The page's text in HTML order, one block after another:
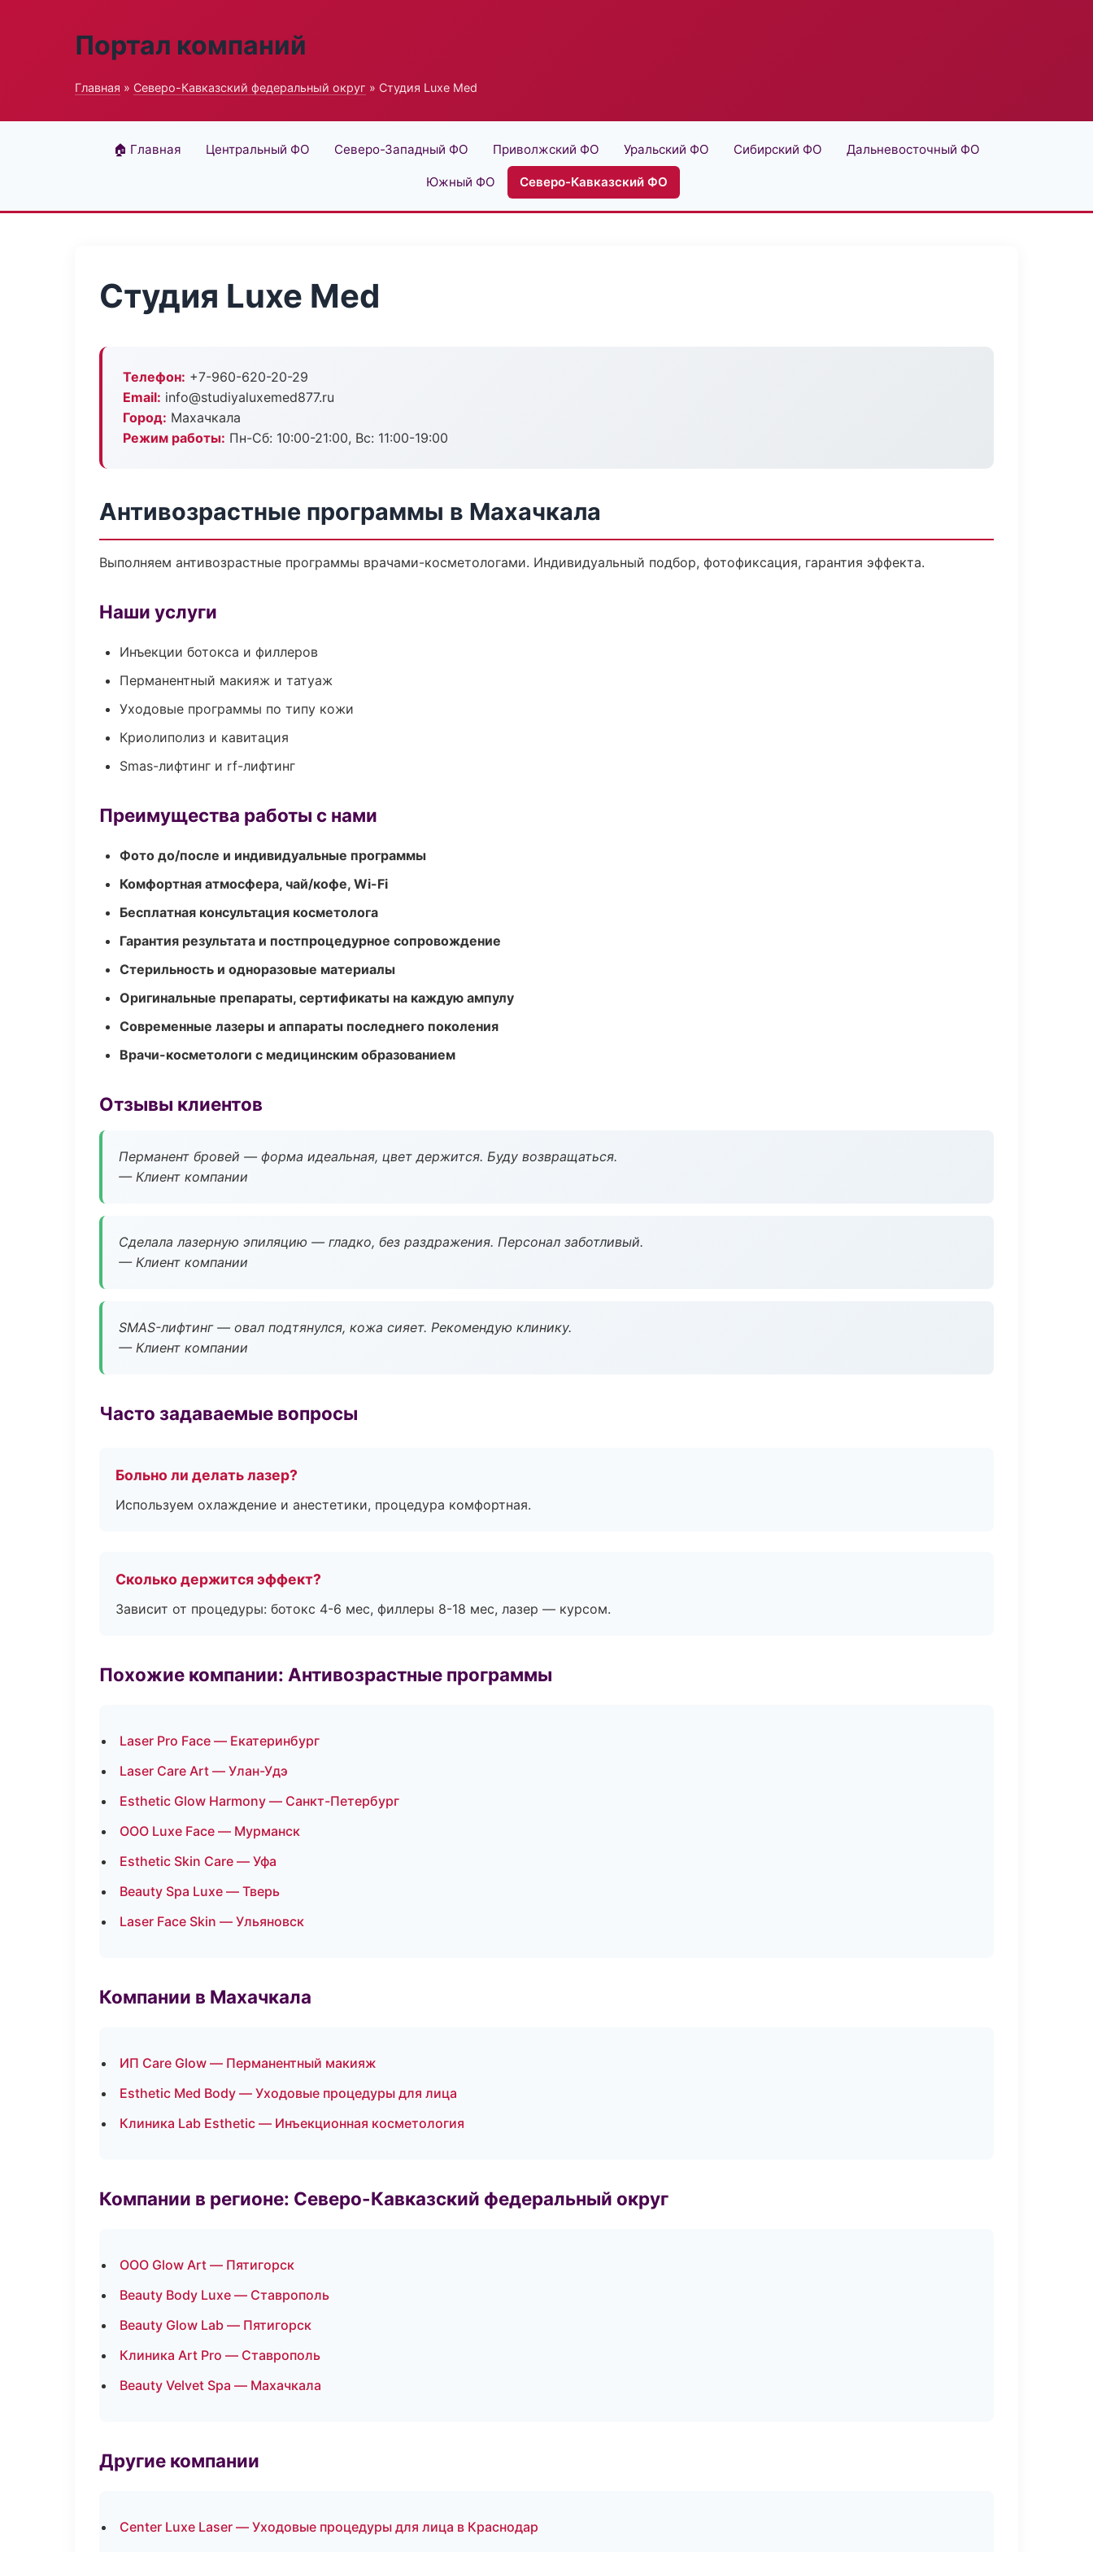
Портал компаний
Главная » Северо-Кавказский федеральный округ » Студия Luxe Med
🏠 Главная Центральный ФО Северо-Западный ФО Приволжский ФО Уральский ФО Сибирский ФО Дальневосточный ФО
Южный ФО Северо-Кавказский ФО
Студия Luxe Med
Телефон: +7-960-620-20-29
Email: info@studiyaluxemed877.ru
Город: Махачкала
Режим работы: Пн-Сб: 10:00-21:00, Вс: 11:00-19:00
Антивозрастные программы в Махачкала
Выполняем антивозрастные программы врачами-косметологами. Индивидуальный подбор, фотофиксация, гарантия эффекта.
Наши услуги
Инъекции ботокса и филлеров
Перманентный макияж и татуаж
Уходовые программы по типу кожи
Криолиполиз и кавитация
Smas-лифтинг и rf-лифтинг
Преимущества работы с нами
Фото до/после и индивидуальные программы
Комфортная атмосфера, чай/кофе, Wi-Fi
Бесплатная консультация косметолога
Гарантия результата и постпроцедурное сопровождение
Стерильность и одноразовые материалы
Оригинальные препараты, сертификаты на каждую ампулу
Современные лазеры и аппараты последнего поколения
Врачи-косметологи с медицинским образованием
Отзывы клиентов
Перманент бровей — форма идеальная, цвет держится. Буду возвращаться.
— Клиент компании
Сделала лазерную эпиляцию — гладко, без раздражения. Персонал заботливый.
— Клиент компании
SMAS-лифтинг — овал подтянулся, кожа сияет. Рекомендую клинику.
— Клиент компании
Часто задаваемые вопросы
Больно ли делать лазер?
Используем охлаждение и анестетики, процедура комфортная.
Сколько держится эффект?
Зависит от процедуры: ботокс 4-6 мес, филлеры 8-18 мес, лазер — курсом.
Похожие компании: Антивозрастные программы
Laser Pro Face — Екатеринбург
Laser Care Art — Улан-Удэ
Esthetic Glow Harmony — Санкт-Петербург
ООО Luxe Face — Мурманск
Esthetic Skin Care — Уфа
Beauty Spa Luxe — Тверь
Laser Face Skin — Ульяновск
Компании в Махачкала
ИП Care Glow — Перманентный макияж
Esthetic Med Body — Уходовые процедуры для лица
Клиника Lab Esthetic — Инъекционная косметология
Компании в регионе: Северо-Кавказский федеральный округ
ООО Glow Art — Пятигорск
Beauty Body Luxe — Ставрополь
Beauty Glow Lab — Пятигорск
Клиника Art Pro — Ставрополь
Beauty Velvet Spa — Махачкала
Другие компании
Center Luxe Laser — Уходовые процедуры для лица в Краснодар